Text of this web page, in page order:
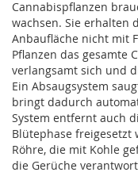
Cannabispflanzen
wachsen. Sie erhalten
Anbaufläche nicht mit
Pflanzen das gesamte
verlangsamt sich und
Ein Absaugsystem
bringt dadurch
System entfernt auch
Blütephase freigesetzt
Röhre, die mit Kohle
die Gerüche